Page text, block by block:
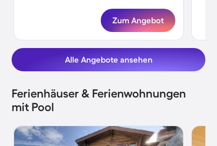
Zum Angebot
Alle Angebote ansehen
Ferienhäuser & Ferienwohnungen
mit Pool